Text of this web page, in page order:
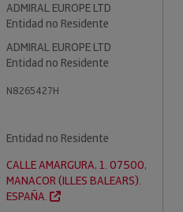
ADMIRAL EUROPE LTD
Entidad no Residente
ADMIRAL EUROPE LTD
Entidad no Residente
N8265427H
Entidad no Residente
CALLE AMARGURA, 1. 07500,
MANACOR (ILLES BALEARS).
ESPAÑA.